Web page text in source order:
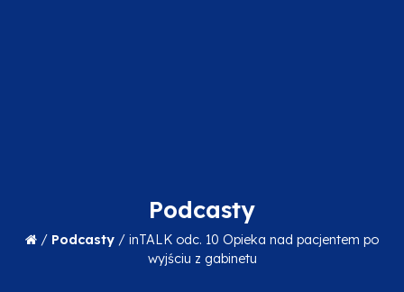
Podcasty
/ Podcasty / inTALK odc. 10 Opieka nad pacjentem po
wyjściu z gabinetu